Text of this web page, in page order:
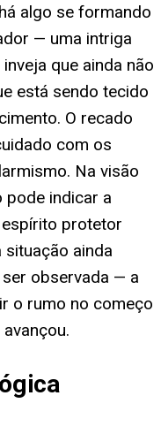
algo se formando
— uma intriga
que ainda não
está sendo tecido
O recado
com os
Na visão
pode indicar a
protetor
situação ainda
observada — a
o rumo no começo